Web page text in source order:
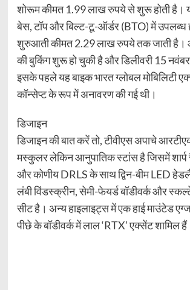
शोरूम कीमत 1.99 लाख रुपये से शुरू होती है।
बेस, टॉप और बिल्ट-टू-ऑर्डर (BTO) में उपलब्ध
शुरुआती कीमत 2.29 लाख रुपये तक जाती है।
की बुकिंग शुरू हो चुकी है और डिलीवरी 15
इसके पहले यह बाइक भारत ग्लोबल मोबिलिटी
कॉन्सेप्ट के रूप में अनावरण की गई थी।
डिजाइन
डिजाइन की बात करें तो, टीवीएस अपाचे
मस्कुलर लेकिन आनुपातिक स्टांस है जिसमें शार्प
और कोणीय DRLS के साथ द्विन-बीम LED
लंबी विंडस्क्रीन, सेमी-फेयर्ड बॉडीवर्क और
सीट है। अन्य हाइलाइट्स में एक हाई माउंटेड
पीछे के बॉडीवर्क में लाल ‘RTX’ एक्सेंट शामिल